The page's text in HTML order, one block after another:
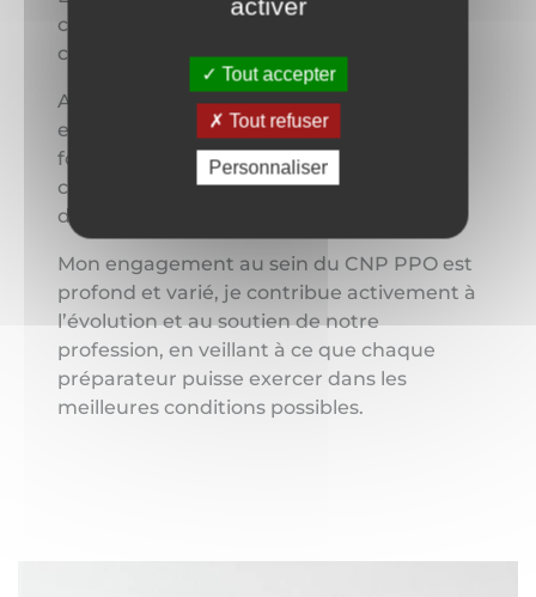
création du CNP PPO, j’ai été très vite
convaincue.
Aujourd’hui, grâce à mes multiples
expériences, notamment en tant que
formatrice, je peux apporter mes
compétences pour déployer les missions
du CNP PPO.
Mon engagement au sein du CNP PPO est
profond et varié, je contribue activement à
l’évolution et au soutien de notre
profession, en veillant à ce que chaque
préparateur puisse exercer dans les
meilleures conditions possibles.
activer
Tout accepter
Tout refuser
Personnaliser